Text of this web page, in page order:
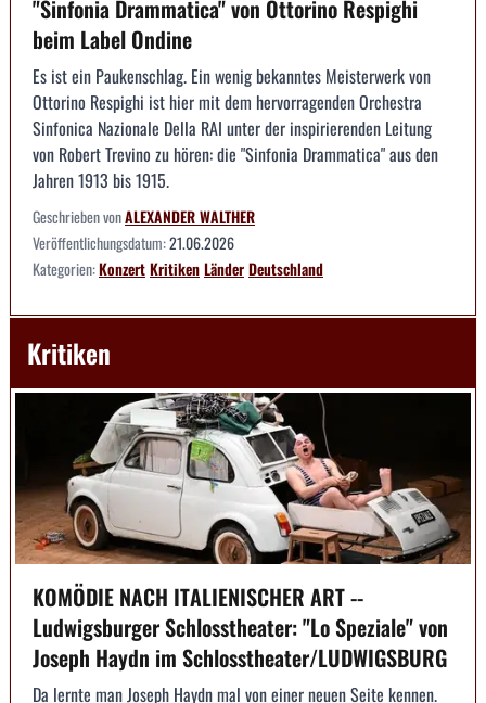
"Sinfonia Drammatica" von Ottorino Respighi
beim Label Ondine
Es ist ein Paukenschlag. Ein wenig bekanntes Meisterwerk von
Ottorino Respighi ist hier mit dem hervorragenden Orchestra
Sinfonica Nazionale Della RAI unter der inspirierenden Leitung
von Robert Trevino zu hören: die "Sinfonia Drammatica" aus den
Jahren 1913 bis 1915.
Geschrieben vonALEXANDER WALTHER
Veröffentlichungsdatum:21.06.2026
Kategorien:KonzertKritikenLänderDeutschland
Kritiken
KOMÖDIE NACH ITALIENISCHER ART --
Ludwigsburger Schlosstheater: "Lo Speziale" von
Joseph Haydn im Schlosstheater/LUDWIGSBURG
Da lernte man Joseph Haydn mal von einer neuen Seite kennen.